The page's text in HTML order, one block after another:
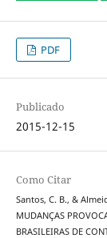
PDF
Publicado
2015-12-15
Como Citar
Santos, C. B., &
MUDANÇAS
BRASILEIRAS DE